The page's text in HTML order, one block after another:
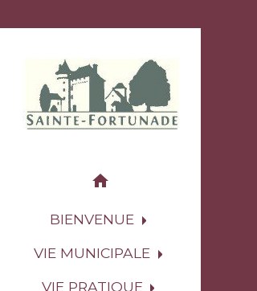
home
BIENVENUE
VIE MUNICIPALE
VIE PRATIQUE